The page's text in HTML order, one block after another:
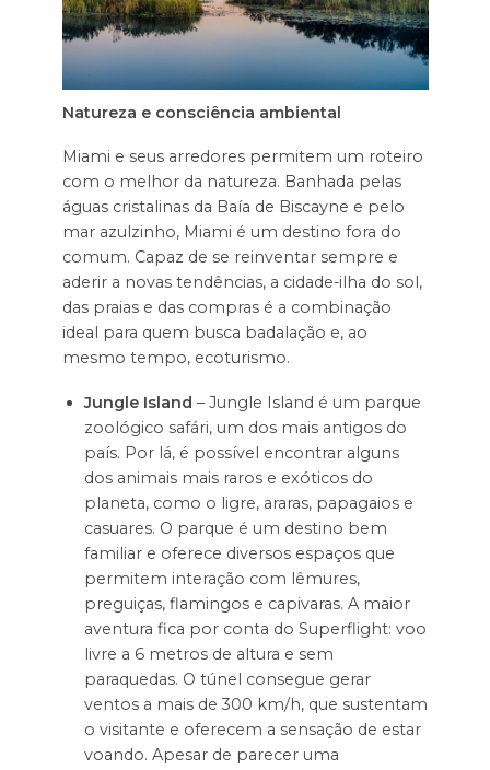
Natureza e consciência ambiental
Miami e seus arredores permitem um roteiro
com o melhor da natureza. Banhada pelas
águas cristalinas da Baía de Biscayne e pelo
mar azulzinho, Miami é um destino fora do
comum. Capaz de se reinventar sempre e
aderir a novas tendências, a cidade-ilha do sol,
das praias e das compras é a combinação
ideal para quem busca badalação e, ao
mesmo tempo, ecoturismo.
Jungle Island – Jungle Island é um parque
zoológico safári, um dos mais antigos do
país. Por lá, é possível encontrar alguns
dos animais mais raros e exóticos do
planeta, como o ligre, araras, papagaios e
casuares. O parque é um destino bem
familiar e oferece diversos espaços que
permitem interação com lêmures,
preguiças, flamingos e capivaras. A maior
aventura fica por conta do Superflight: voo
livre a 6 metros de altura e sem
paraquedas. O túnel consegue gerar
ventos a mais de 300 km/h, que sustentam
o visitante e oferecem a sensação de estar
voando. Apesar de parecer uma